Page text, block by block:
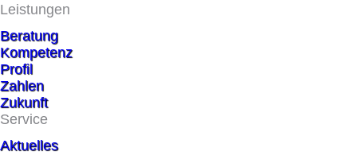
Leistungen
Beratung
Kompetenz
Profil
Zahlen
Zukunft
Service
Aktuelles